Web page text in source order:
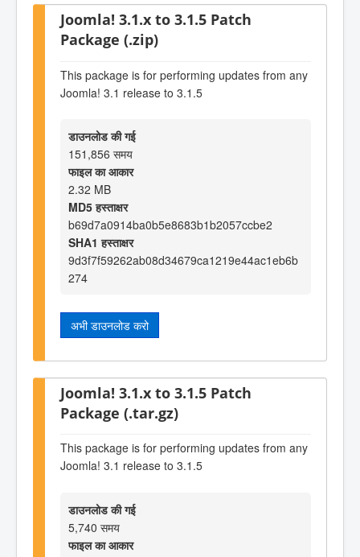
Joomla! 3.1.x to 3.1.5 Patch
Package (.zip)
This package is for performing updates from any
Joomla! 3.1 release to 3.1.5
डाउनलोड की गई
151,856 समय
फाइल का आकार
2.32 MB
MD5 हस्ताक्षर
b69d7a0914ba0b5e8683b1b2057ccbe2
SHA1 हस्ताक्षर
9d3f7f59262ab08d34679ca1219e44ac1eb6b
274
अभी डाउनलोड करो
Joomla! 3.1.x to 3.1.5 Patch
Package (.tar.gz)
This package is for performing updates from any
Joomla! 3.1 release to 3.1.5
डाउनलोड की गई
5,740 समय
फाइल का आकार